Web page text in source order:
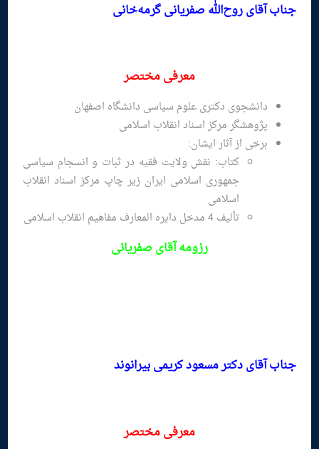
جناب آقای روح‌الله صفریانی گرمه‌خانی
معرفی مختصر
دانشجوی دکتری علوم سیاسی دانشگاه اصفهان
پژوهشگر مرکز اسناد انقلاب اسلامی
برخی از آثار ایشان:
کتاب: نقش ولایت فقیه در ثبات و انسجام سیاسی
جمهوری اسلامی ایران زیر چاپ مرکز اسناد انقلاب
اسلامی
تألیف 4 مدخل دایره المعارف مفاهیم انقلاب اسلامی
رزومهآقای صفریانی
جناب آقای دکتر مسعود کریمی بیرانوند
معرفی مختصر